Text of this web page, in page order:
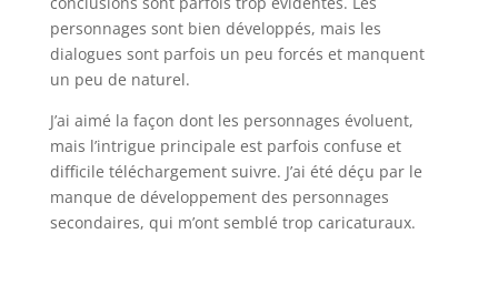
personnages sont bien développés, mais les
dialogues sont parfois un peu forcés et manquent
un peu de naturel.
J’ai aimé la façon dont les personnages évoluent,
mais l’intrigue principale est parfois confuse et
difficile téléchargement suivre. J’ai été déçu par le
manque de développement des personnages
secondaires, qui m’ont semblé trop caricaturaux.